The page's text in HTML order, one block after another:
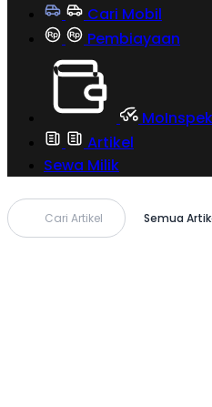
Cari Mobil
Pembiayaan
Artikel
Sewa Milik
Cari Artikel Semua